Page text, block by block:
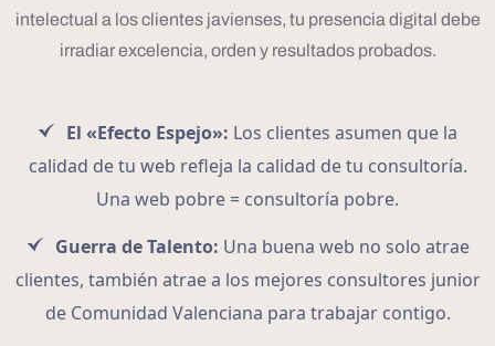
intelectual a los clientes javienses, tu presencia digital debe
irradiar excelencia, orden y resultados probados.
El «Efecto Espejo»: Los clientes asumen que la
calidad de tu web refleja la calidad de tu consultoría.
Una web pobre = consultoría pobre.
Guerra de Talento: Una buena web no solo atrae
clientes, también atrae a los mejores consultores junior
de Comunidad Valenciana para trabajar contigo.